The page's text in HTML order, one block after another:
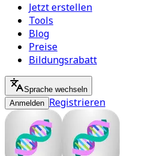
Jetzt erstellen
Tools
Blog
Preise
Bildungsrabatt
Sprache wechseln
Anmelden Registrieren